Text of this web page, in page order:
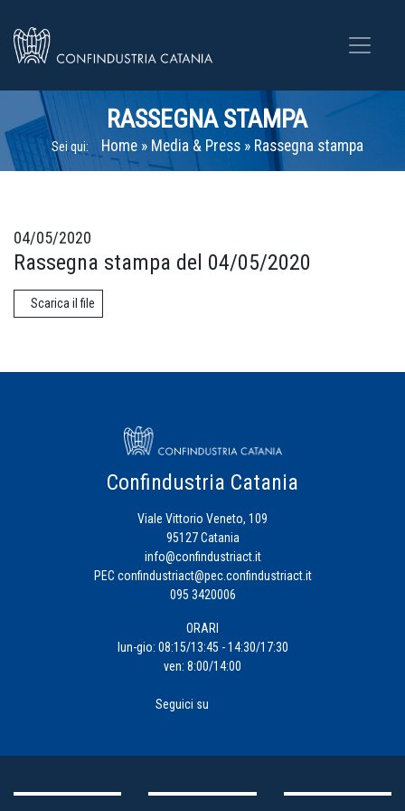
RASSEGNA STAMPA
Sei qui: Home» Media & Press» Rassegna stampa
04/05/2020
Rassegna stampa del 04/05/2020
Scarica il file
Confindustria Catania
Viale Vittorio Veneto, 109
95127 Catania
info@confindustriact.it
PEC confindustriact@pec.confindustriact.it
095 3420006
ORARI
lun-gio: 08:15/13:45 - 14:30/17:30
ven: 8:00/14:00
Seguici su